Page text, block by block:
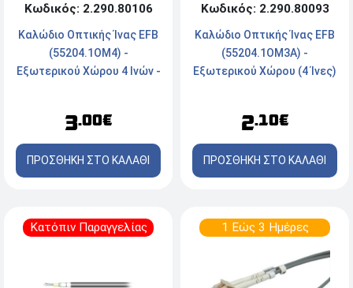
Κωδικός: 2.290.80106
Καλώδιο Οπτικής Ίνας EFB
(55204.1OM4) -
Εξωτερικού Χώρου 4 Ινών -
3.00€
ΠΡΟΣΘΗΚΗ ΣΤΟ ΚΑΛΑΘΙ
Κωδικός: 2.290.80093
Καλώδιο Οπτικής Ίνας EFB
(55204.1OM3A) -
Εξωτερικού Χώρου (4 Ίνες)
2.10€
ΠΡΟΣΘΗΚΗ ΣΤΟ ΚΑΛΑΘΙ
Κατόπιν Παραγγελίας 1 Εώς 3 Ημέρες